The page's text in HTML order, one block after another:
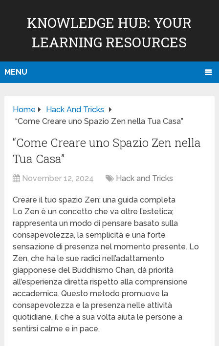
KNOWLEDGE HUB: YOUR
LEARNING RESOURCES
MENU
Home
Hack And Tricks
“Come Creare uno Spazio Zen nella Tua Casa”
“Come Creare uno Spazio Zen nella
Tua Casa”
November 12, 2024 Hack and Tricks
Creare il tuo spazio Zen: una guida completa
Lo Zen è un concetto che va oltre l’estetica;
rappresenta un modo di pensare basato sulla
consapevolezza, la semplicità e una forte
sensazione di presenza nel momento presente. Lo
Zen, che ha le sue radici nell’adattamento
giapponese del Buddhismo Chan, dà priorità
all’esperienza diretta rispetto alla comprensione
accademica. Questo metodo promuove la
consapevolezza e la presenza nelle attività
quotidiane, il che a sua volta aiuta le persone a
sentirsi calme e in pace.